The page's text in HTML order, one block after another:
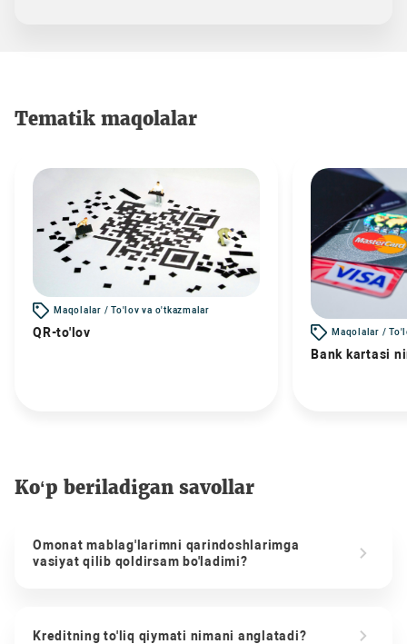
Tematik maqolalar
Maqolalar / To'lov va o'tkazmalar
QR-to'lov Maqolalar /
Bank kartasi
Ko‘p beriladigan savollar
Omonat mablag'larimni qarindoshlarimga
vasiyat qilib qoldirsam bo'ladimi?
Kreditning to'liq qiymati nimani anglatadi?